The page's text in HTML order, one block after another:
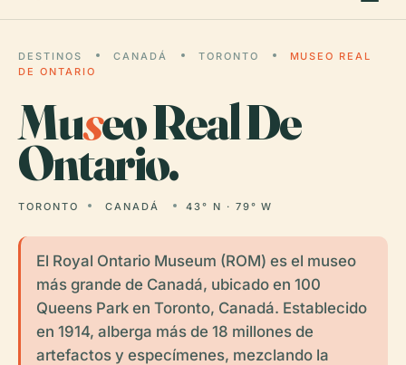
DESTINOS CANADÁ TORONTO
MUSEO REAL
DE ONTARIO
Museo Real De
Ontario.
TORONTO CANADÁ 43° N · 79° W
El Royal Ontario Museum (ROM) es el museo
más grande de Canadá, ubicado en 100
Queens Park en Toronto, Canadá. Establecido
en 1914, alberga más de 18 millones de
artefactos y especímenes, mezclando la